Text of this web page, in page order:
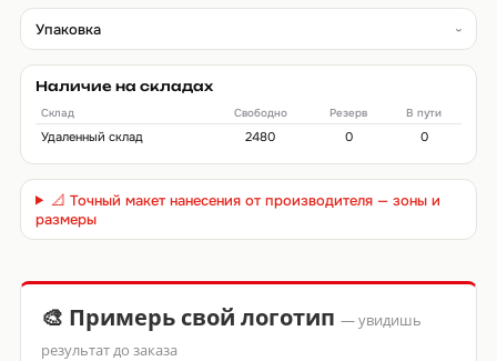
Упаковка
Наличие на складах
Склад Свободно Резерв В пути
Удаленный склад 2480 0 0
📐 Точный макет нанесения от производителя — зоны и
размеры
🎨 Примерь свой логотип — увидишь
результат до заказа